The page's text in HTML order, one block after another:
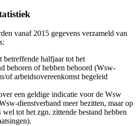
vanaf 2015 gegevens verzameld van
betreffende halfjaar tot het
behoren of hebben behoord (Wsw-
of arbeidsovereenkomst begeleid
een geldige indicatie voor de Wsw
dienstverband meer bezitten, maar op
wel tot het zgn. zittende bestand hebben